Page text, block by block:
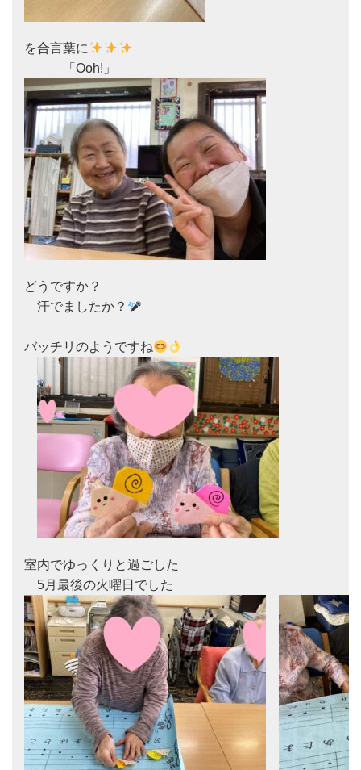
を合言葉に
どうですか？
汗でましたか？
バッチリのようですね
室内でゆっくりと過ごした